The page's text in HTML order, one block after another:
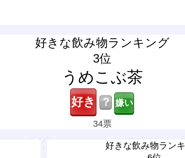
好きな飲み物ランキング
3位
うめこぶ茶
？
34票
好きな飲み物ラン